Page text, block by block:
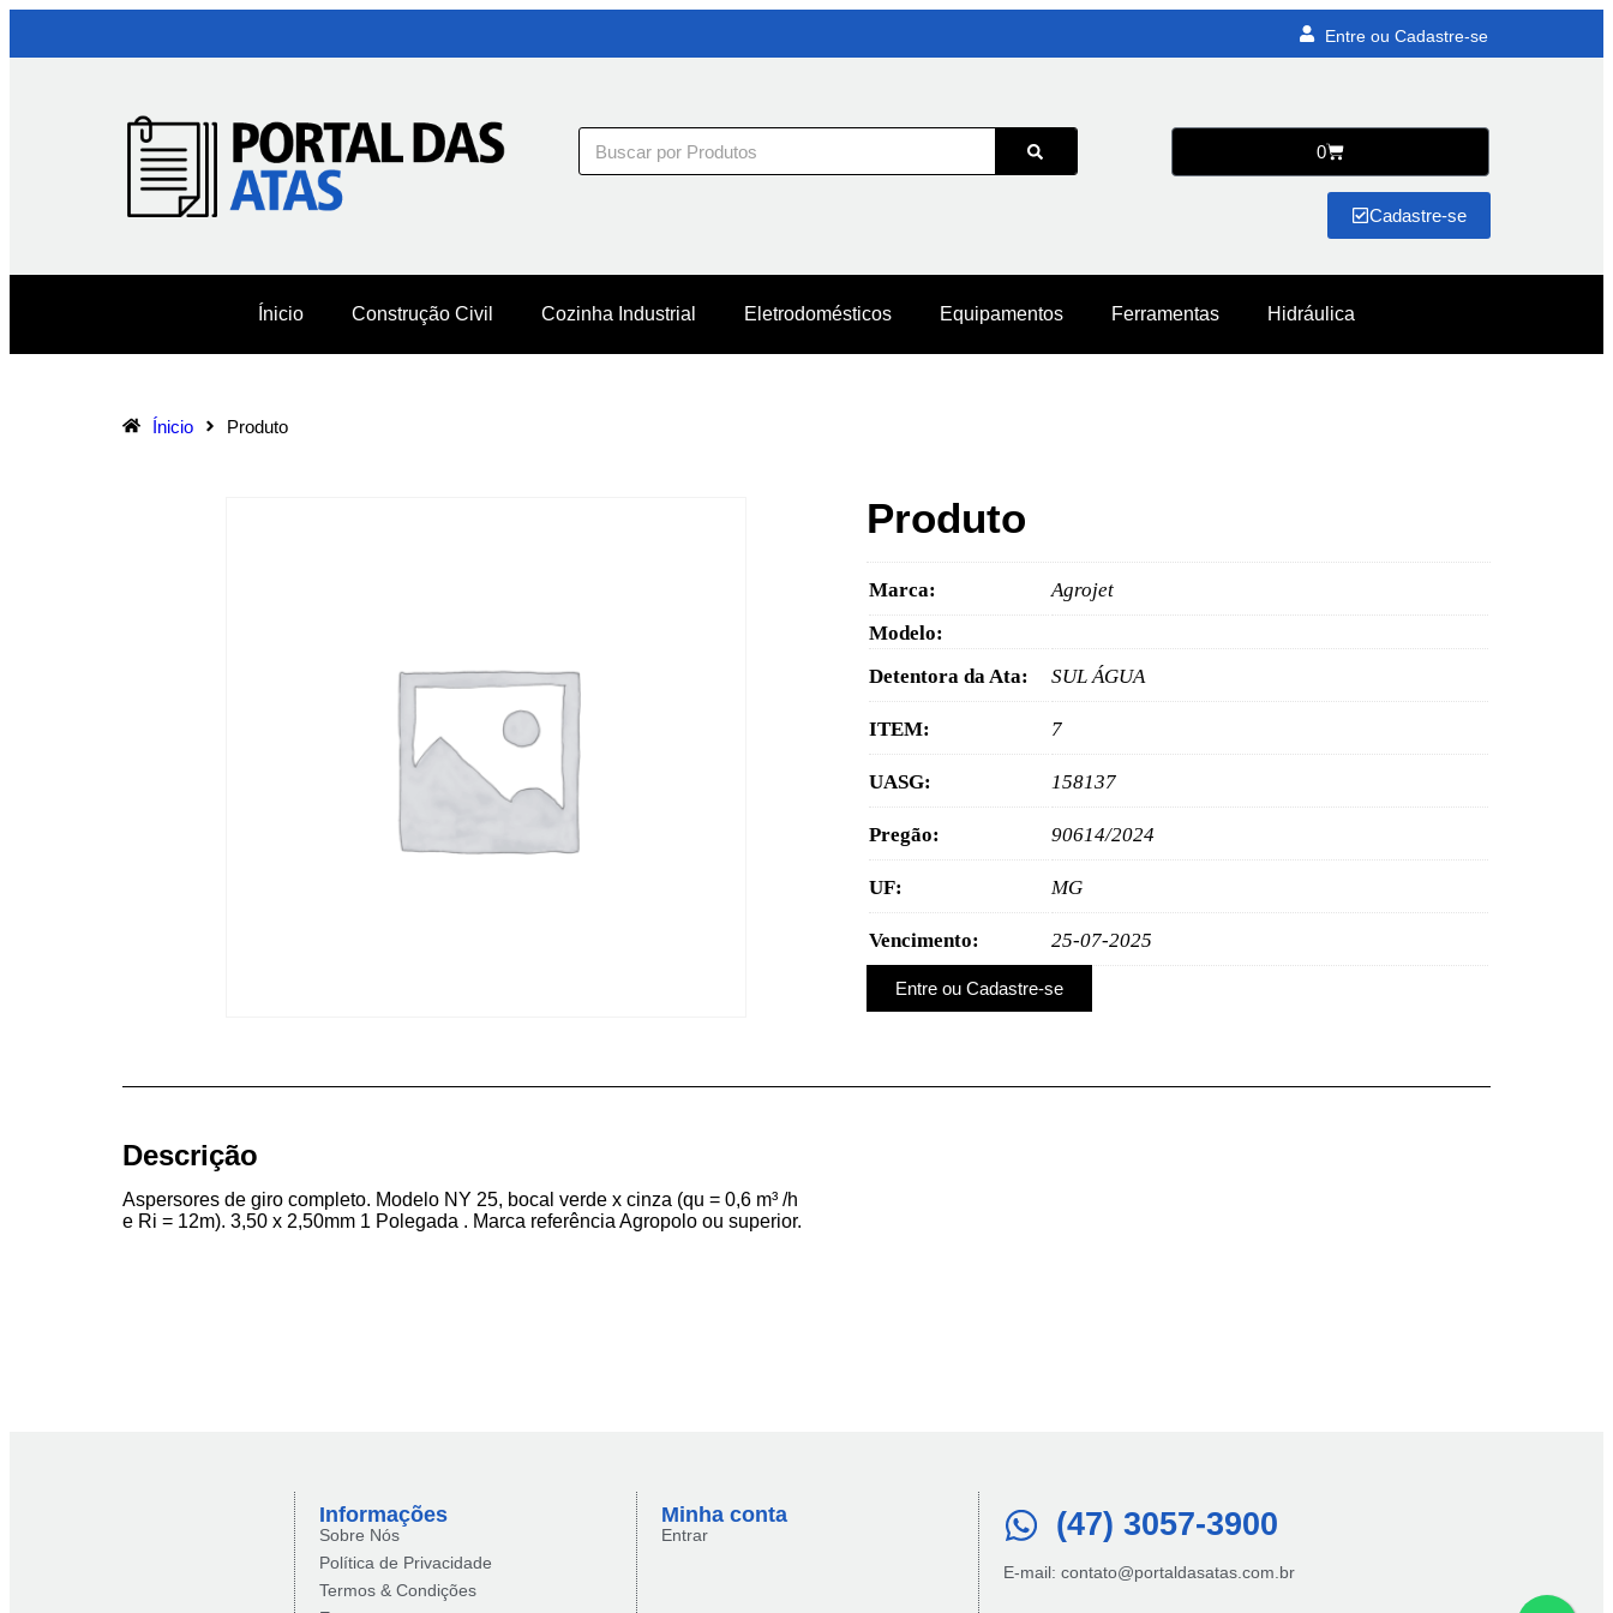
Entre ou Cadastre-se
0
Cadastre-se
Ínicio Construção Civil Cozinha Industrial Eletrodomésticos Equipamentos Ferramentas Hidráulica
Ínicio Produto
Produto
Marca:
Agrojet
Modelo:
Detentora da Ata:
SUL ÁGUA
ITEM: 7
UASG: 158137
Pregão: 90614/2024
UF: MG
Vencimento: 25-07-2025
Entre ou Cadastre-se
Descrição
Aspersores de giro completo. Modelo NY 25, bocal verde x cinza (qu = 0,6 m³ /h
e Ri = 12m). 3,50 x 2,50mm 1 Polegada . Marca referência Agropolo ou superior.
Informações
Sobre Nós
Política de Privacidade
Termos & Condições
Minha conta​
Entrar (47) 3057-3900
E-mail: contato@portaldasatas.com.br